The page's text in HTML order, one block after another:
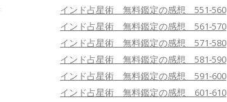
インド占星術 無料鑑定の感想 551-560
インド占星術 無料鑑定の感想 561-570
インド占星術 無料鑑定の感想 571-580
インド占星術 無料鑑定の感想 581-590
インド占星術 無料鑑定の感想 591-600
インド占星術 無料鑑定の感想 601-610